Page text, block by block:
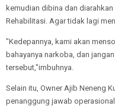
kemudian dibina dan
Rehabilitasi. Agar tidak lagi
"Kedepannya, kami akan
bahayanya narkoba, dan
tersebut,"imbuhnya.
Selain itu, Owner Ajib Neneng
penanggung jawab operasional